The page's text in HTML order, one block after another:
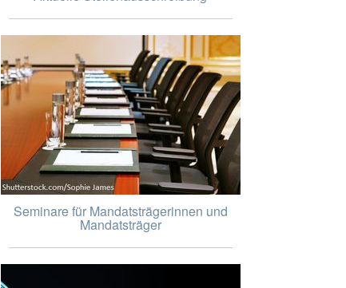
Seminare für Mandatsträgerinnen und
Mandatsträger